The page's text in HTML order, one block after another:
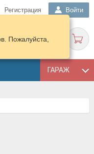
Регистрация Войти
ГАРАЖ
Пожалуйста,